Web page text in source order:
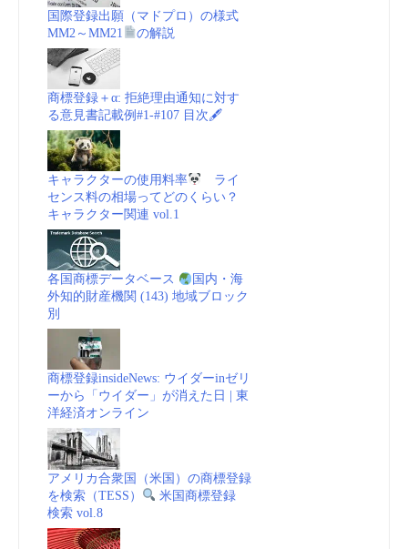
国際登録出願（マドプロ）の様式
MM2～MM21
の解説
商標登録＋α: 拒絶理由通知に対す
る意見書記載例#1-#107 目次🖋
キャラクターの使用料率
ライ
センス料の相場ってどのくらい？
キャラクター関連 vol.1
各国商標データベース
国内・海
外知的財産機関 (143) 地域ブロック
別
商標登録insideNews: ウイダーinゼリ
ーから「ウイダー」が消えた日 | 東
洋経済オンライン
アメリカ合衆国（米国）の商標登録
を検索（TESS）
米国商標登録
検索 vol.8